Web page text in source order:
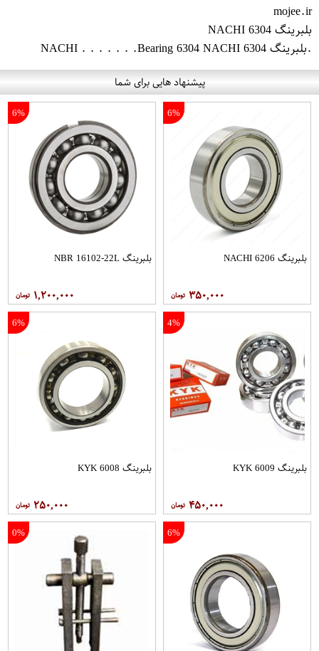
mojee.ir
بلبرینگ 6304 NACHI
.بلبرینگ 6304 NACHI . . . . . . .Bearing 6304 NACHI
پیشنهاد هایی برای شما
6%
بلبرینگ 6206 NACHI
۳۵۰,۰۰۰
6%
بلبرینگ NBR 16102-22L
۱,۲۰۰,۰۰۰
4%
بلبرینگ 6009 KYK
۴۵۰,۰۰۰
6%
بلبرینگ 6008 KYK
۲۵۰,۰۰۰
6%
0%